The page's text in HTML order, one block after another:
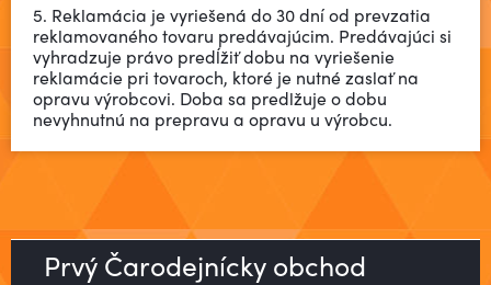
5. Reklamácia je vyriešená do 30 dní od prevzatia
reklamovaného tovaru predávajúcim. Predávajúci si
vyhradzuje právo predĺžiť dobu na vyriešenie
reklamácie pri tovaroch, ktoré je nutné zaslať na
opravu výrobcovi. Doba sa predlžuje o dobu
nevyhnutnú na prepravu a opravu u výrobcu.
Prvý Čarodejnícky obchod